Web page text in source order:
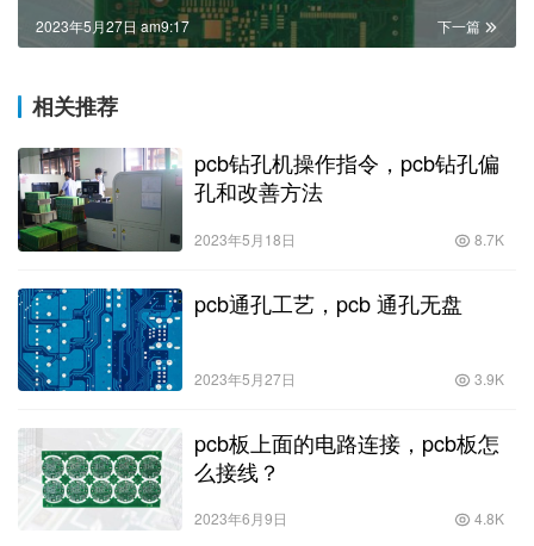
下一篇
2023年5月27日 am9:17
相关推荐
pcb钻孔机操作指令，pcb钻孔偏
孔和改善方法
2023年5月18日 8.7K
pcb通孔工艺，pcb 通孔无盘
2023年5月27日 3.9K
pcb板上面的电路连接，pcb板怎
么接线？
2023年6月9日 4.8K